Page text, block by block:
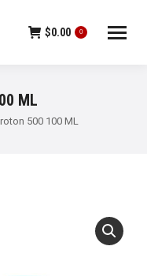
$0.00 0
ML
500 100 ML